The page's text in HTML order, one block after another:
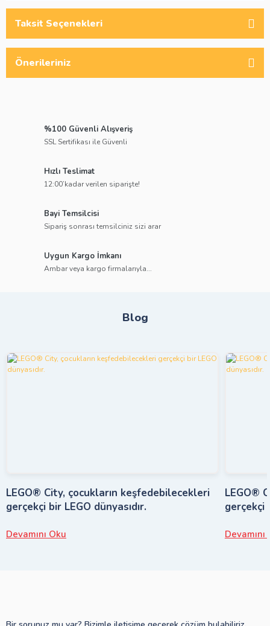
Taksit Seçenekleri
Önerileriniz
%100 Güvenli Alışveriş
SSL Sertifikası ile Güvenli
Hızlı Teslimat
12:00’kadar verilen siparişte!
Bayi Temsilcisi
Sipariş sonrası temsilciniz sizi arar
Uygun Kargo İmkanı
Ambar veya kargo firmalarıyla...
Blog
LEGO® City, çocukların keşfedebilecekleri
gerçekçi bir LEGO dünyasıdır.
Devamını Oku
LEGO®
gerçekçi
Devamını